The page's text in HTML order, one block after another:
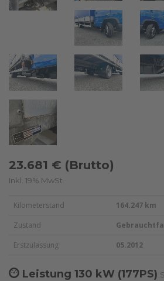
23.681 € (Brutto)
Inkl. 19% MwSt.
Kilometerstand
164.247 km
Zustand
Erstzulassung
05.2012
Leistung 130 kW (177PS)